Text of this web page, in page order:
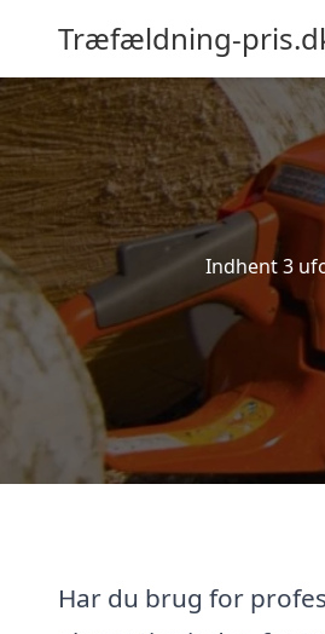
Træfældning-
Indhent 3
Har du brug for